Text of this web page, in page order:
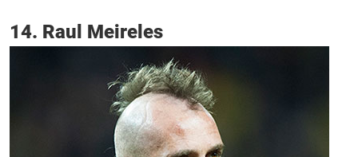
14. Raul Meireles